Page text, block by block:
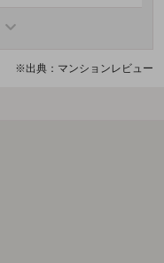
※出典：マンションレビュー